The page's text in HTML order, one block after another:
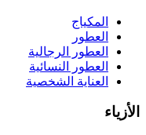
المكياج
العطور
العطور الرجالية
العطور النسائية
العناية الشخصية
الأزياء